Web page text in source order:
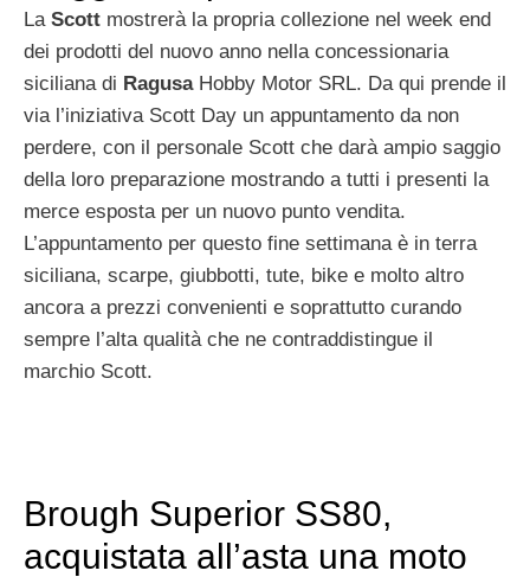
La Scott mostrerà la propria collezione nel week end
dei prodotti del nuovo anno nella concessionaria
siciliana di RagusaHobby Motor SRL. Da qui prende il
via l’iniziativa Scott Day un appuntamento da non
perdere, con il personale Scott che darà ampio saggio
della loro preparazione mostrando a tutti i presenti la
merce esposta per un nuovo punto vendita.
L’appuntamento per questo fine settimana è in terra
siciliana, scarpe, giubbotti, tute, bike e molto altro
ancora a prezzi convenienti e soprattutto curando
sempre l’alta qualità che ne contraddistingue il
marchio Scott.
Brough Superior SS80,
acquistata all’asta una moto